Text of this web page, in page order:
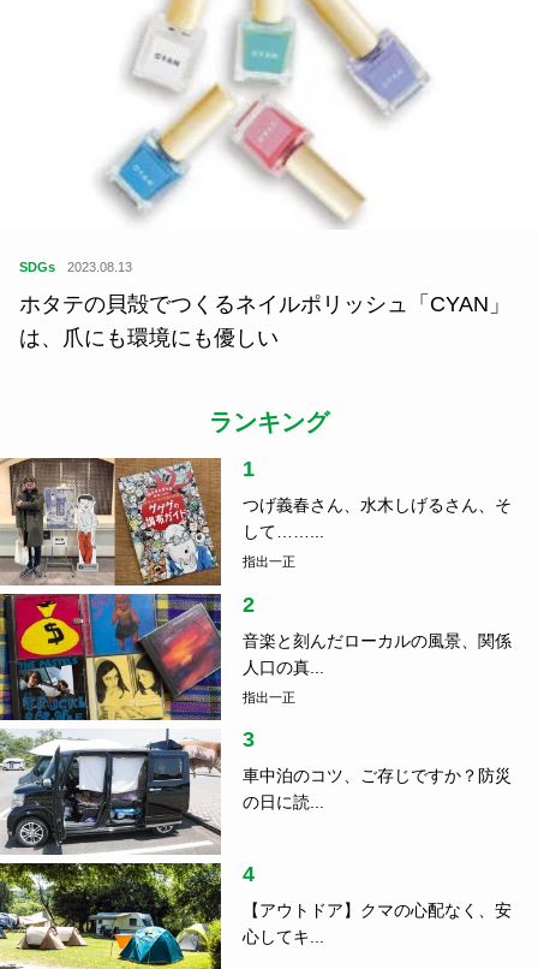
SDGs 2023.08.13
ホタテの貝殻でつくるネイルポリッシュ「CYAN」
は、爪にも環境にも優しい
ランキング
1
つげ義春さん、水木しげるさん、そ
して……...
指出一正
2
音楽と刻んだローカルの風景、関係
人口の真...
指出一正
3
車中泊のコツ、ご存じですか？防災
の日に読...
4
【アウトドア】クマの心配なく、安
心してキ...